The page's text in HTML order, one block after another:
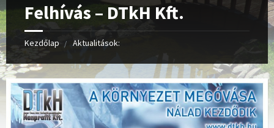
Felhívás – DTkH Kft.
Kezdőlap Aktualitások: